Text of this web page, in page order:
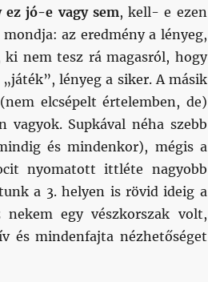
ez jó-e vagy sem, kell- e ezen
az eredmény a lényeg,
ki nem tesz rá magasról, hogy
lényeg a siker. A másik
elcsépelt értelemben, de)
vagyok. Supkával néha szebb
és mindenkor), mégis a
nyomatott ittléte nagyobb
a 3. helyen is rövid ideig a
egy vészkorszak volt,
és mindenfajta nézhetőséget